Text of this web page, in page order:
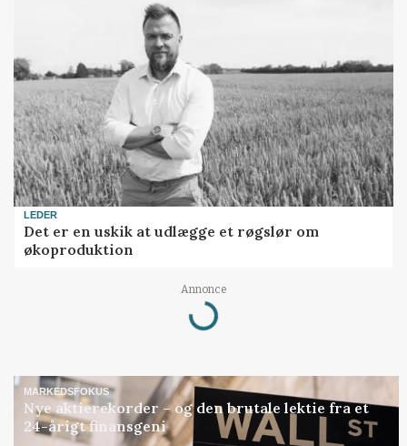
LEDER
Det er en uskik at udlægge et røgslør om
økoproduktion
Annonce
Loading...
MARKEDSFOKUS
Nye aktierekorder – og den brutale lektie fra et
24-årigt finansgeni